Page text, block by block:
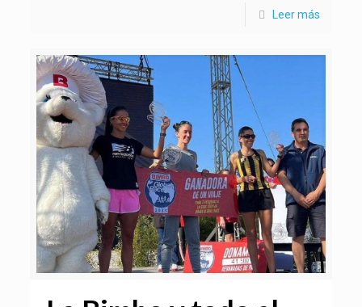
Leer más